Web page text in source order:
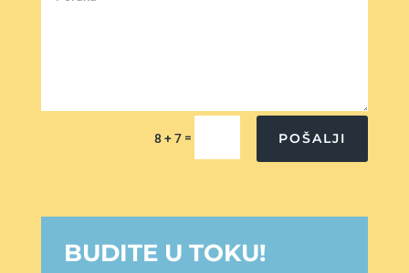
8 + 7 = POŠALJI
BUDITE U TOKU!